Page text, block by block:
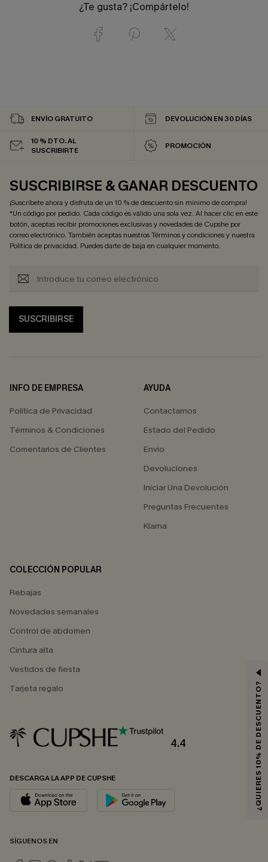
¿Te gusta? ¡Compártelo!
ENVÍO GRATUITO DEVOLUCIÓN EN 30 DÍAS
10 % DTO. AL
SUSCRIBIRTE
PROMOCIÓN
SUSCRIBIRSE & GANAR DESCUENTO
¡Suscríbete ahora y disfruta de un 10 % de descuento sin mínimo de compra!
*Un código por pedido. Cada código es válido una sola vez. Al hacer clic en este
botón, aceptas recibir promociones exclusivas y novedades de Cupshe por
correo electrónico. También aceptas nuestrosTérminos y condicionesy nuestra
Política de privacidad. Puedes darte de baja en cualquier momento.
SUSCRIBIRSE
INFO DE EMPRESA
Política de Privacidad
Términos & Condiciones
Comentarios de Clientes
AYUDA
Contactarnos
Estado del Pedido
Envío
Devoluciones
Iniciar Una Devolución
Preguntas Frecuentes
Klarna
COLECCIÓN POPULAR
Rebajas
Novedades semanales
Control de abdomen
Cintura alta
Vestidos de fiesta
Tarjeta regalo
4.4
DESCARGA LA APP DE CUPSHE
SÍGUENOS EN
¿QUIERES 10% DE DESCUENTO?